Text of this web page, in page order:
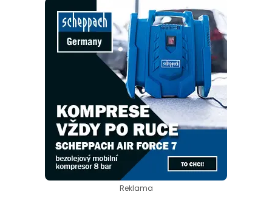
Reklama